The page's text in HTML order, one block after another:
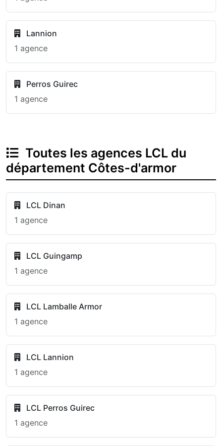
Lannion
1 agence
Perros Guirec
1 agence
Toutes les agences LCL du
département Côtes-d'armor
LCL Dinan
1 agence
LCL Guingamp
1 agence
LCL Lamballe Armor
1 agence
LCL Lannion
1 agence
LCL Perros Guirec
1 agence